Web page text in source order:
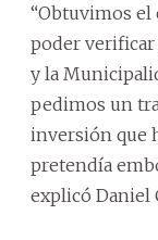
“Obtuvimos
poder
y la
pedimos un
inversión que
pretendía
explicó Daniel